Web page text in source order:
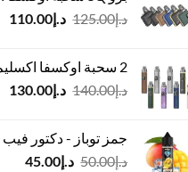
د.إ125.00 السعر
د.إ125.00.
د.إ110.00
2 سحبة اوكسفا اكسليم برو
د.إ140.00 السعر
د.إ140.00.
د.إ130.00
د.إ130.00.
جمز توباز - دكتور فيب
د.إ50.00 السعر
د.إ45.00